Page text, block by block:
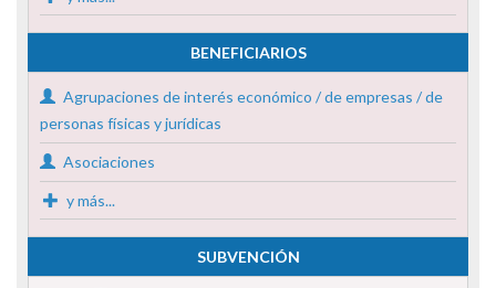
BENEFICIARIOS
Agrupaciones de interés económico / de empresas / de
personas físicas y jurídicas
Asociaciones
y más...
SUBVENCIÓN